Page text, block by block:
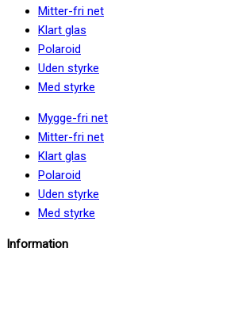
Mitter-fri net
Klart glas
Polaroid
Uden styrke
Med styrke
Mygge-fri net
Mitter-fri net
Klart glas
Polaroid
Uden styrke
Med styrke
Information